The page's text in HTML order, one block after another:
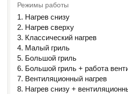
Режимы работы
1. Нагрев снизу
2. Нагрев сверху
3. Классический нагрев
4. Малый гриль
5. Большой гриль
6. Большой гриль + работа
7. Вентиляционный нагрев
8. Нагрев снизу +